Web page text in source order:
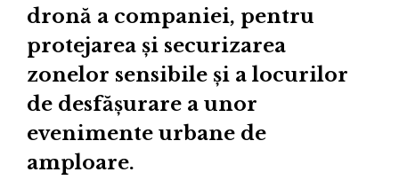
dronă a companiei, pentru
protejarea și securizarea
zonelor sensibile și a locurilor
de desfășurare a unor
evenimente urbane de
amploare.